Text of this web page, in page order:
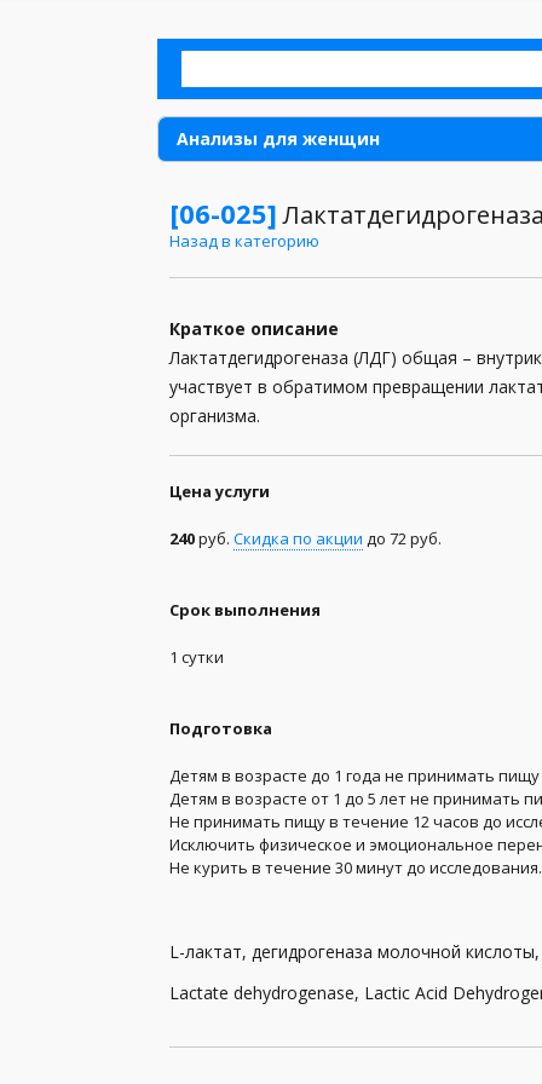
Анализы для женщин
Анализы для детей
Анализы кала
Анализы мочи
Анализы при беременности
Анализы спермы
Биохимические анализы
Заболевания передающиеся половым путем
Иммунология
Инфекционные, паразитные и грибковые
Комплексы
Лекарственный мониторинг
[06-025]
Назад в категорию
Краткое описание
Лактатдегидрогеназа (ЛДГ) общая –
участвует в обратимом превращении
организма.
Цена услуги
240руб. Скидка по акции до 72 руб.
Срок выполнения
1 сутки
Подготовка
Детям в возрасте до 1 года не принимать
Детям в возрасте от 1 до 5 лет не принимать
Не принимать пищу в течение 12 часов до
Исключить физическое и эмоциональное
Не курить в течение 30 минут до исследования.
L-лактат, дегидрогеназа молочной
Lactate dehydrogenase, Lactic Acid